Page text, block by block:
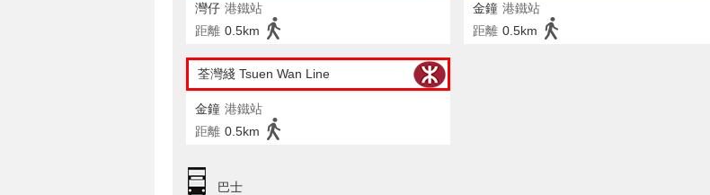
灣仔 港鐵站
距離 0.5km
金鐘 港鐵站
距離 0.5km
荃灣綫 Tsuen Wan Line
金鐘 港鐵站
距離 0.5km
巴士